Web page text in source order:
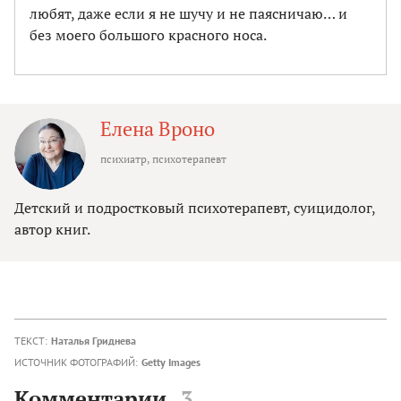
любят, даже если я не шучу и не паясничаю… и
без моего большого красного носа.
Елена Вроно
психиатр, психотерапевт
Детский и подростковый психотерапевт, суицидолог,
автор книг.
ТЕКСТ: Наталья Гриднева
ИСТОЧНИК ФОТОГРАФИЙ: Getty Images